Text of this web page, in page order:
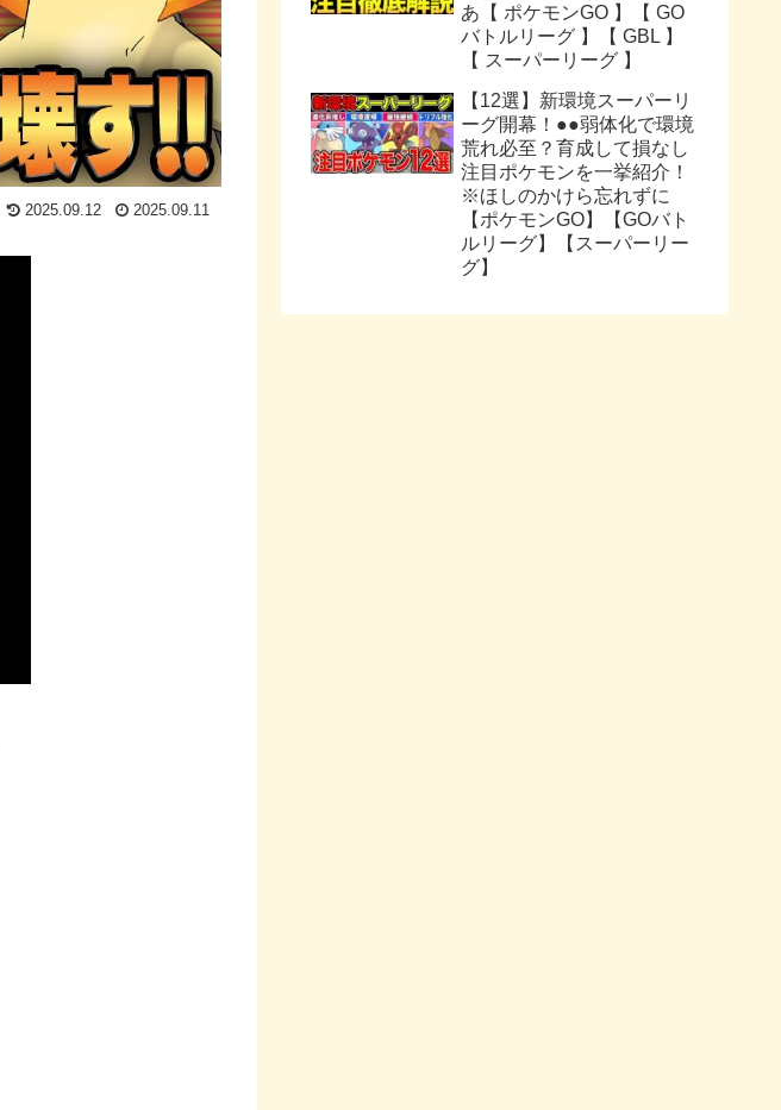
2025.09.12 2025.09.11
あ【 ポケモンGO 】【 GO
バトルリーグ 】【 GBL 】
【 スーパーリーグ 】
【12選】新環境スーパーリ
ーグ開幕！●●弱体化で環境
荒れ必至？育成して損なし
注目ポケモンを一挙紹介！
※ほしのかけら忘れずに
【ポケモンGO】【GOバト
ルリーグ】【スーパーリー
グ】